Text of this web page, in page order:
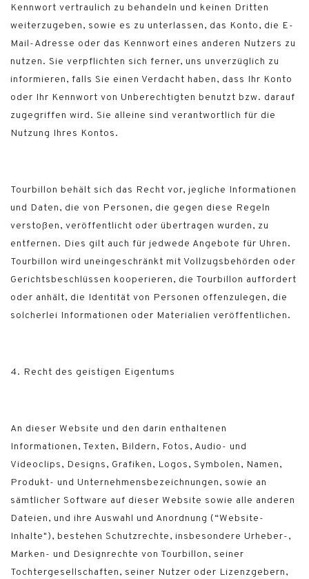
Kennwort vertraulich zu behandeln und keinen Dritten
weiterzugeben, sowie es zu unterlassen, das Konto, die E-
Mail-Adresse oder das Kennwort eines anderen Nutzers zu
nutzen. Sie verpflichten sich ferner, uns unverzüglich zu
informieren, falls Sie einen Verdacht haben, dass Ihr Konto
oder Ihr Kennwort von Unberechtigten benutzt bzw. darauf
zugegriffen wird. Sie alleine sind verantwortlich für die
Nutzung Ihres Kontos.
Tourbillon behält sich das Recht vor, jegliche Informationen
und Daten, die von Personen, die gegen diese Regeln
verstoßen, veröffentlicht oder übertragen wurden, zu
entfernen. Dies gilt auch für jedwede Angebote für Uhren.
Tourbillon wird uneingeschränkt mit Vollzugsbehörden oder
Gerichtsbeschlüssen kooperieren, die Tourbillon auffordert
oder anhält, die Identität von Personen offenzulegen, die
solcherlei Informationen oder Materialien veröffentlichen.
4. Recht des geistigen Eigentums
An dieser Website und den darin enthaltenen
Informationen, Texten, Bildern, Fotos, Audio- und
Videoclips, Designs, Grafiken, Logos, Symbolen, Namen,
Produkt- und Unternehmensbezeichnungen, sowie an
sämtlicher Software auf dieser Website sowie alle anderen
Dateien, und ihre Auswahl und Anordnung (“Website-
Inhalte"), bestehen Schutzrechte, insbesondere Urheber-,
Marken- und Designrechte von Tourbillon, seiner
Tochtergesellschaften, seiner Nutzer oder Lizenzgebern,